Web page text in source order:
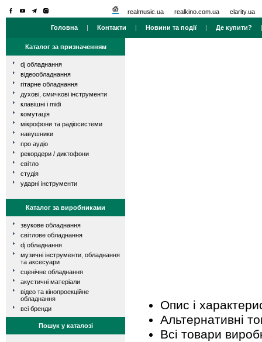
realmusic.ua realkino.com.ua clarity.ua
Головна | Контакти | Новини та події| Де купити?
Каталог за призначенням
dj обладнання
відеообладнання
гітарне обладнання
духові, смичкові інструменти
клавішні і midi
комутація
мікрофони та радіосистеми
навушники
про аудіо
рекордери / диктофони
світло
студія
ударні інструменти
Каталог за виробниками
звукове обладнання
світлове обладнання
dj обладнання
музичні інструменти, обладнання
та аксесуари
сценічне обладнання
акустичні матеріали
відео та кінопроекційне
обладнання
всі бренди
Пошук у каталозі
Опис і
Альтернативні
Всі товари